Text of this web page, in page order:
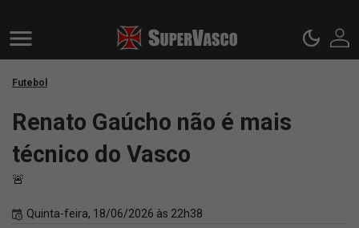
Futebol
Renato Gaúcho não é mais
técnico do Vasco
🚨
Quinta-feira, 18/06/2026 às 22h38